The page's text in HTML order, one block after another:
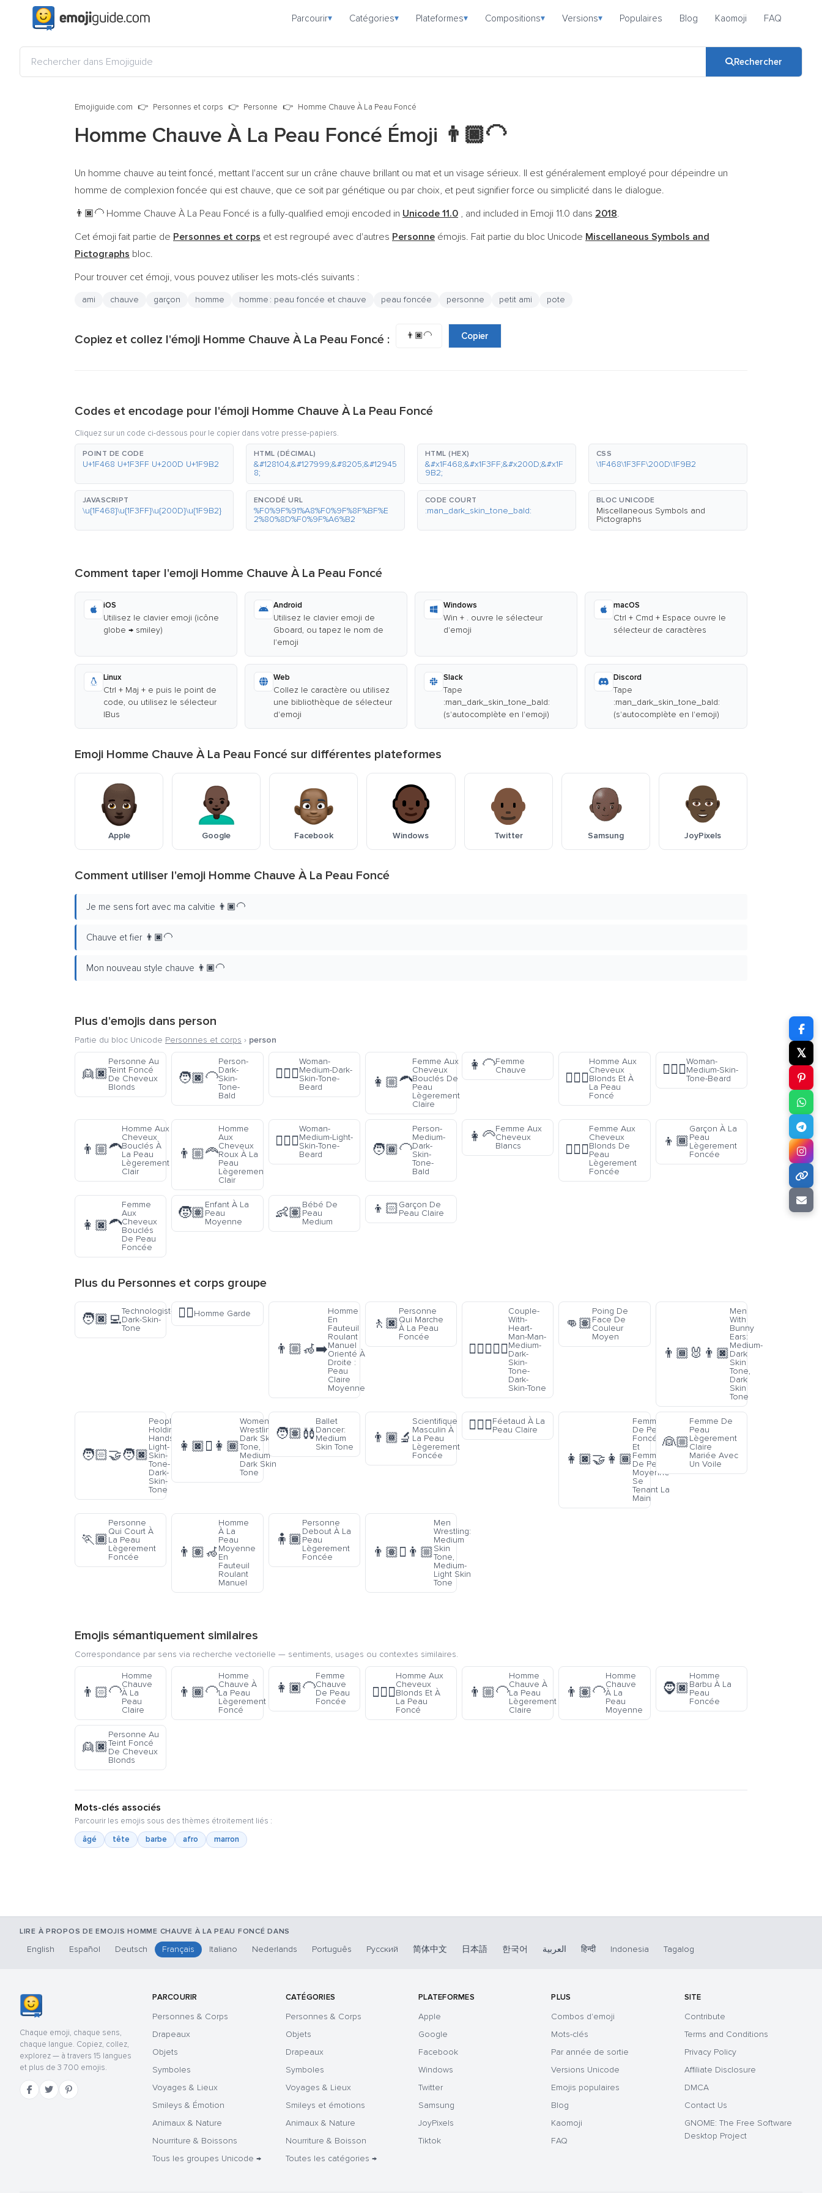
Parcourir▾ Catégories▾ Plateformes▾ Compositions▾ Versions▾ Populaires Blog Kaomoji FAQ
Rechercher
Emojiguide.com Personnes et corps Personne Homme Chauve À La Peau Foncé
Homme Chauve À La Peau Foncé Émoji 👨🏿‍🦲
Un homme chauve au teint foncé, mettant l'accent sur un crâne chauve brillant ou mat et un visage sérieux. Il est généralement employé pour dépeindre un
homme de complexion foncée qui est chauve, que ce soit par génétique ou par choix, et peut signifier force ou simplicité dans le dialogue.
👨🏿‍🦲 Homme Chauve À La Peau Foncé is a fully-qualified emoji encoded in Unicode 11.0 , and included in Emoji 11.0 dans 2018.
Cet émoji fait partie de Personnes et corps et est regroupé avec d'autres Personne émojis. Fait partie du bloc Unicode Miscellaneous Symbols and
Pictographs bloc.
Pour trouver cet émoji, vous pouvez utiliser les mots-clés suivants :
ami chauve garçon homme homme : peau foncée et chauve peau foncée personne petit ami pote
Copiez et collez l'émoji Homme Chauve À La Peau Foncé : 👨🏿‍🦲 Copier
Codes et encodage pour l'émoji Homme Chauve À La Peau Foncé
Cliquez sur un code ci-dessous pour le copier dans votre presse-papiers.
POINT DE CODE
U+1F468 U+1F3FF U+200D U+1F9B2
HTML (DÉCIMAL)
&#128104;&#127999;&#8205;&#12945
8;
HTML (HEX)
&#x1F468;&#x1F3FF;&#x200D;&#x1F
9B2;
CSS
\1F468\1F3FF\200D\1F9B2
JAVASCRIPT
\u{1F468}\u{1F3FF}\u{200D}\u{1F9B2}
ENCODÉ URL
%F0%9F%91%A8%F0%9F%8F%BF%E
2%80%8D%F0%9F%A6%B2
CODE COURT
:man_dark_skin_tone_bald:
BLOC UNICODE
Miscellaneous Symbols and
Pictographs
Comment taper l'emoji Homme Chauve À La Peau Foncé
iOS
Utilisez le clavier emoji (icône
globe → smiley)
Android
Utilisez le clavier emoji de
Gboard, ou tapez le nom de
l'emoji
Windows
Win + . ouvre le sélecteur
d'emoji
macOS
Ctrl + Cmd + Espace ouvre le
sélecteur de caractères
Linux
Ctrl + Maj + e puis le point de
code, ou utilisez le sélecteur
IBus
Web
Collez le caractère ou utilisez
une bibliothèque de sélecteur
d'emoji
Slack
Tape
:man_dark_skin_tone_bald:
(s'autocomplète en l'emoji)
Discord
Tape
:man_dark_skin_tone_bald:
(s'autocomplète en l'emoji)
Emoji Homme Chauve À La Peau Foncé sur différentes plateformes
Apple Google Facebook Windows Twitter Samsung JoyPixels
Comment utiliser l'emoji Homme Chauve À La Peau Foncé
Je me sens fort avec ma calvitie 👨🏿‍🦲
Chauve et fier 👨🏿‍🦲
Mon nouveau style chauve 👨🏿‍🦲
Plus d'emojis dans person
Partie du bloc Unicode Personnes et corps › person
👱🏿
Personne Au
Teint Foncé
De Cheveux
Blonds
🧑🏿‍🦲
Person-
Dark-
Skin-
Tone-
Bald
🧔🏾‍♀️
Woman-
Medium-Dark-
Skin-Tone-
Beard
👩🏼‍🦱
Femme Aux
Cheveux
Bouclés De
Peau
Lègerement
Claire
👩‍🦲Femme
Chauve
👱🏿‍♂️
Homme Aux
Cheveux
Blonds Et À
La Peau
Foncé
🧔🏽‍♀️
Woman-
Medium-Skin-
Tone-Beard
👨🏼‍🦱
Homme Aux
Cheveux
Bouclés À
La Peau
Lègerement
Clair
👨🏼‍🦰
Homme
Aux
Cheveux
Roux À La
Peau
Lègeremen
Clair
🧔🏼‍♀️
Woman-
Medium-Light-
Skin-Tone-
Beard
🧑🏾‍🦲
Person-
Medium-
Dark-
Skin-
Tone-
Bald
👩‍🦳
Femme Aux
Cheveux
Blancs
👱🏾‍♀️
Femme Aux
Cheveux
Blonds De
Peau
Lègerement
Foncée
👦🏾
Garçon À La
Peau
Lègerement
Foncée
👩🏿‍🦱
Femme
Aux
Cheveux
Bouclés
De Peau
Foncée
🧒🏽
Enfant À La
Peau
Moyenne
👶🏽
Bébé De
Peau
Medium
👦🏻Garçon De
Peau Claire
Plus du Personnes et corps groupe
🧑🏿‍💻
Technologist-
Dark-Skin-
Tone
💂‍♂️Homme Garde
👨🏼‍🦽‍➡️
Homme
En
Fauteuil
Roulant
Manuel
Orienté À
Droite :
Peau
Claire
Moyenne
🚶🏿
Personne
Qui Marche
À La Peau
Foncée
👨🏾‍❤️‍👨🏿
Couple-
With-
Heart-
Man-Man-
Medium-
Dark-
Skin-
Tone-
Dark-
Skin-Tone
👊🏽
Poing De
Face De
Couleur
Moyen
👨🏾‍🐰‍👨🏿
Men
With
Bunny
Ears:
Medium-
Dark
Skin
Tone,
Dark
Skin
Tone
🧑🏻‍🤝‍🧑🏿
People-
Holding-
Hands-
Light-
Skin-
Tone-
Dark-
Skin-
Tone
👩🏿‍🫯‍👩🏾
Women
Wrestling:
Dark Skin
Tone,
Medium-
Dark Skin
Tone
🧑🏽‍🩰
Ballet
Dancer:
Medium
Skin Tone
👨🏾‍🔬
Scientifique
Masculin À
La Peau
Lègerement
Foncée
🧚🏻‍♂️Féetaud À La
Peau Claire
👩🏿‍🤝‍👩🏾
Femme
De Peau
Foncée
Et
Femme
De Peau
Moyenne
Se
Tenant La
Main
👰🏼
Femme De
Peau
Lègerement
Claire
Mariée Avec
Un Voile
🏃🏾
Personne
Qui Court À
La Peau
Lègerement
Foncée
👨🏽‍🦽
Homme
À La
Peau
Moyenne
En
Fauteuil
Roulant
Manuel
🧍🏾
Personne
Debout À La
Peau
Lègerement
Foncée
👨🏽‍🫯‍👨🏼
Men
Wrestling:
Medium
Skin
Tone,
Medium-
Light Skin
Tone
Emojis sémantiquement similaires
Correspondance par sens via recherche vectorielle — sentiments, usages ou contextes similaires.
👨🏻‍🦲
Homme
Chauve
À La
Peau
Claire
👨🏾‍🦲
Homme
Chauve À
La Peau
Lègerement
Foncé
👩🏿‍🦲
Femme
Chauve
De Peau
Foncée
👱🏿‍♂️
Homme Aux
Cheveux
Blonds Et À
La Peau
Foncé
👨🏼‍🦲
Homme
Chauve À
La Peau
Lègerement
Claire
👨🏽‍🦲
Homme
Chauve
À La
Peau
Moyenne
🧔🏿
Homme
Barbu À La
Peau
Foncée
👱🏿
Personne Au
Teint Foncé
De Cheveux
Blonds
Mots-clés associés
Parcourir les emojis sous des thèmes étroitement liés :
âgé
tête barbe afro marron
𝕏
LIRE À PROPOS DE EMOJIS HOMME CHAUVE À LA PEAU FONCÉ DANS
English Español Deutsch Français Italiano Nederlands Português Русский 简体中文 日本語 한국어 العربية हिन्दी Indonesia Tagalog
Chaque emoji, chaque sens,
chaque langue. Copiez, collez,
explorez — à travers 15 langues
et plus de 3 700 emojis.
PARCOURIR
Personnes & Corps
Drapeaux
Objets
Symboles
Voyages & Lieux
Smileys & Émotion
Animaux & Nature
Nourriture & Boissons
Tous les groupes Unicode →
CATÉGORIES
Personnes & Corps
Objets
Drapeaux
Symboles
Voyages & Lieux
Smileys et émotions
Animaux & Nature
Nourriture & Boisson
Toutes les catégories →
PLATEFORMES
Apple
Google
Facebook
Windows
Twitter
Samsung
JoyPixels
Tiktok
PLUS
Combos d'emoji
Mots-clés
Par année de sortie
Versions Unicode
Emojis populaires
Blog
Kaomoji
FAQ
SITE
Contribute
Terms and Conditions
Privacy Policy
Affiliate Disclosure
DMCA
Contact Us
GNOME: The Free Software
Desktop Project